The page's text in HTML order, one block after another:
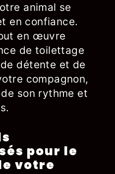
animal se
en confiance.
en œuvre
de toilettage
détente et de
compagnon,
son rythme et
pour le
votre